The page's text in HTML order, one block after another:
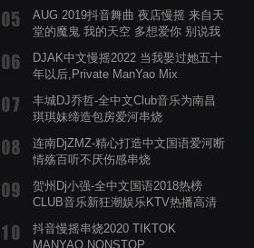
AUG 2019抖音舞曲 夜店慢摇 来自天
堂的魔鬼 我的天空 多想爱你 别说我
DJAK中文慢摇2022 当我娶过她五十
年以后,Private ManYao Mix
丰城DJ乔哲-全中文Club音乐为南昌
琪琪妹缔造包房爱河串烧
连南DjZMZ-精心打造中文国语爱河断
情殇百听不厌伤感串烧
贺州Dj小强-全中文国语2018热榜
CLUB音乐新狂潮娱乐KTV热播高清
抖音慢摇串烧2020 TIKTOK
MANYAO NONSTOP